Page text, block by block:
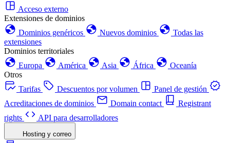
Acceso externo
Extensiones de dominios
Dominios genéricos
Nuevos dominios
Todas las
extensiones
Dominios territoriales
Europa
América Asia África
Oceanía
Otros
Tarifas
Descuentos por volumen
Panel de gestión
Acreditaciones de dominios
Domain contact
Registrant
rights
API para desarrolladores
Hosting y correo